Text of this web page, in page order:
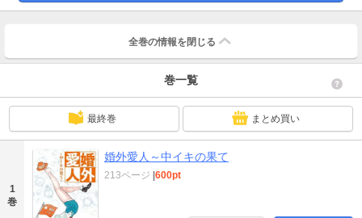
三島は若いおネエちゃんと一発やれるのか？『合コンの掟』営業の今野の仕事
くっていた。憂さ晴らし居酒屋で飲んでいると、その店で合コンをするという
会社の後輩たちとばったり出会った。聞けばただの合コンじゃなく、男も女も
出会ったその日のうちにSEXするのが目的のヤリコンだという！羨ましくてた
まらない今野は、後輩にねじ込んでヤリコンのメンバーに加えてもらう。宴会
部長として名を馳せた今野はここぞとばかりに張り切るのだった！『恋の条
件」住宅設備会社営業の松島の想い人は中途採用の事務員の朋美だ。俺は42
歳、もう少し若けりゃ口説くのに…と嘆く松島だったが、取引先の社長に「恋
愛は誠意と優しさと体力だ！」と豪語され、アタックしようと決意する。社員
旅行で朋美にアプローチすると、朋美の反応は複雑で…。この恋は成就するの
かしないのか！？他に『恋めぐりバスツアー』『快感、配達いたします』『憧
れの黒いレース』『社内不倫はしたたかに！』『熱帯夜』を収録。仕事に生き
全巻の情報を 閉じる
巻一覧
最終巻 まとめ買い
1
巻
婚外愛人～中イキの果て
213ページ |600pt